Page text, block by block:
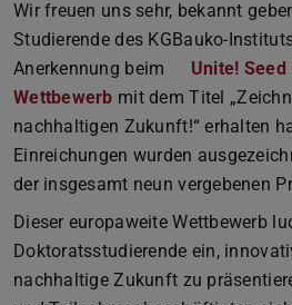
Wir freuen uns sehr, bekannt
Studierende des KGBauko-
Anerkennung beim
Unite!
Wettbewerb mit dem Titel
nachhaltigen Zukunft!“ erhalten
Einreichungen wurden
der insgesamt neun vergebenen
Dieser europaweite Wettbewerb
Doktoratsstudierende ein,
nachhaltige Zukunft zu